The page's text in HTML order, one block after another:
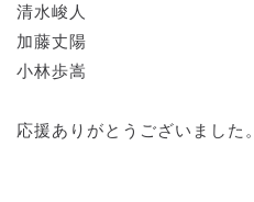
清水峻人
加藤丈陽
小林歩嵩
応援ありがとうございました。